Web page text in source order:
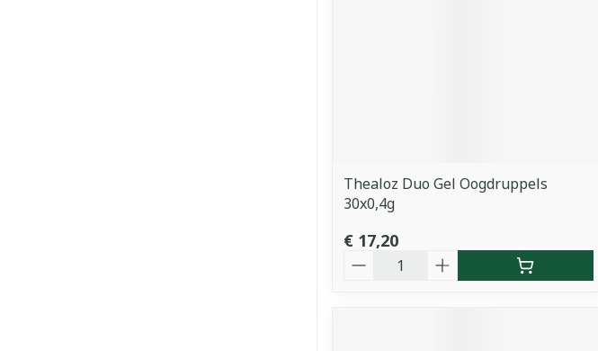
Thealoz Duo Gel Oogdruppels
30x0,4g
€ 17,20